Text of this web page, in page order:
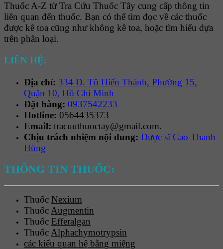
Thuốc A-Z từ Tra Cứu Thuốc Tây cung cấp thông tin
liên quan đến thuốc. Bạn có thể tìm đọc về các thuốc
được kê toa cũng như không kê toa, hoặc tìm hiểu dựa
trên phân loại.
LIÊN HỆ:
Địa chỉ: 334 Đ. Tô Hiến Thành, Phường 15,
Quận 10, Hồ Chí Minh
Đặt hàng: 0937542233
Hotline: 0564435373
Email: tracuuthuoctay@gmail.com.
Chịu trách nhiệm nội dung: Dược sĩ Cao Thanh
Hùng
THÔNG TIN THUỐC:
Thuốc Nexium
Thuốc Augmentin
Thuốc Efferalgan
Thuốc Alphachymotrypsin
các kiểu quan hệ bằng miệng